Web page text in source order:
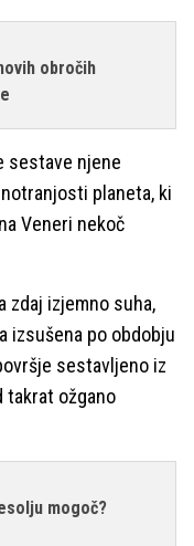
obročih
sestave njene
planeta, ki
Veneri nekoč
zdaj izjemno suha,
izsušena po obdobju
sestavljeno iz
takrat ožgano
mogoč?